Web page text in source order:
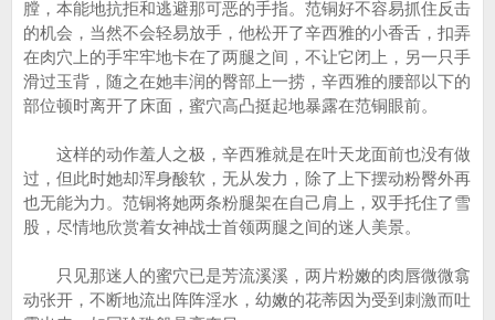
膛，本能地抗拒和逃避那可恶的手指。范铜好不容易抓住反击
的机会，当然不会轻易放手，他松开了辛西雅的小香舌，扣弄
在肉穴上的手牢牢地卡在了两腿之间，不让它闭上，另一只手
滑过玉背，随之在她丰润的臀部上一捞，辛西雅的腰部以下的
部位顿时离开了床面，蜜穴高凸挺起地暴露在范铜眼前。
这样的动作羞人之极，辛西雅就是在叶天龙面前也没有做
过，但此时她却浑身酸软，无从发力，除了上下摆动粉臀外再
也无能为力。范铜将她两条粉腿架在自己肩上，双手托住了雪
股，尽情地欣赏着女神战士首领两腿之间的迷人美景。
只见那迷人的蜜穴已是芳流溪溪，两片粉嫩的肉唇微微翕
动张开，不断地流出阵阵淫水，幼嫩的花蒂因为受到刺激而吐